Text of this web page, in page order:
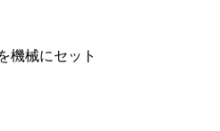
機械にセット